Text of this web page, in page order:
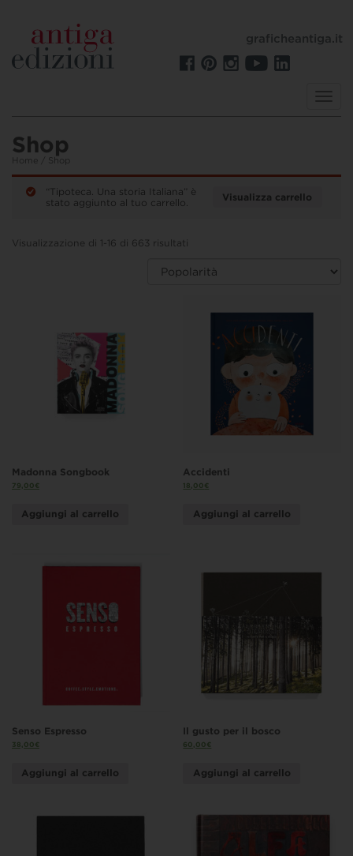
graficheantiga.it
Shop
Home / Shop
Visualizza carrello
“Tipoteca. Una storia Italiana” è
stato aggiunto al tuo carrello.
Visualizzazione di 1-16 di 663 risultati
Madonna Songbook
79,00€
Aggiungi al carrello
Accidenti
18,00€
Aggiungi al carrello
Senso Espresso
38,00€
Aggiungi al carrello
Il gusto per il bosco
60,00€
Aggiungi al carrello